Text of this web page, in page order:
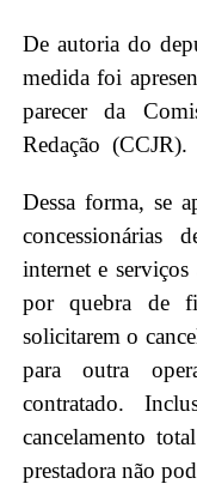
De autoria do
medida foi
parecer da
Redação (CCJR).
Dessa forma, se
concessionárias
internet e serviços
por quebra de
solicitarem o
para outra
contratado.
cancelamento
prestadora não